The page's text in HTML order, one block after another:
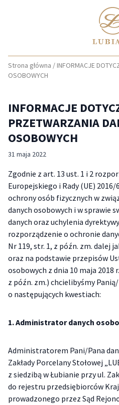
Strona główna /INFORMACJE
OSOBOWYCH
INFORMACJE
PRZETWARZANIA
OSOBOWYCH
31 maja 2022
Zgodnie z art. 13 ust. 1 i 2
Europejskiego i Rady (UE) 2016/
ochrony osób fizycznych w
danych osobowych i w sprawie
danych oraz uchylenia
rozporządzenie o ochronie
Nr 119, str. 1, z późn. zm. dalej
oraz na podstawie przepisów
osobowych z dnia 10 maja 2018
z późn. zm.) chcielibyśmy
o następujących kwestiach:
1. Administrator danych
Administratorem Pani/Pana
Zakłady Porcelany Stołowej
z siedzibą w Łubianie przy ul.
do rejestru przedsiębiorców
prowadzonego przez Sąd